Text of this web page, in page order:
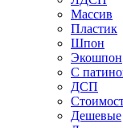
Массив
Пластик
Шпон
Экошпон
С
ДСП
Дешевые